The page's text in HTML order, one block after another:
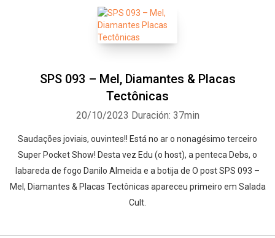
SPS 093 – Mel, Diamantes & Placas
Tectônicas
20/10/2023 Duración: 37min
Saudações joviais, ouvintes!! Está no ar o nonagésimo terceiro
Super Pocket Show! Desta vez Edu (o host), a penteca Debs, o
labareda de fogo Danilo Almeida e a botija de O post SPS 093 –
Mel, Diamantes & Placas Tectônicas apareceu primeiro em Salada
Cult.